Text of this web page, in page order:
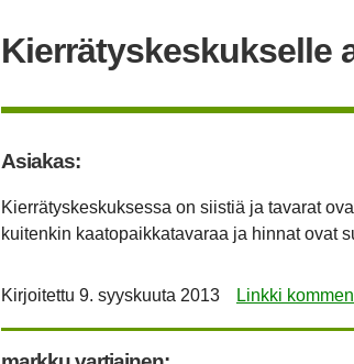
Kierrätyskeskukselle
Asiakas:
Kierrätyskeskuksessa on siistiä ja tavarat
kuitenkin kaatopaikkatavaraa ja hinnat ovat
Kirjoitettu 9. syyskuuta 2013 Linkki